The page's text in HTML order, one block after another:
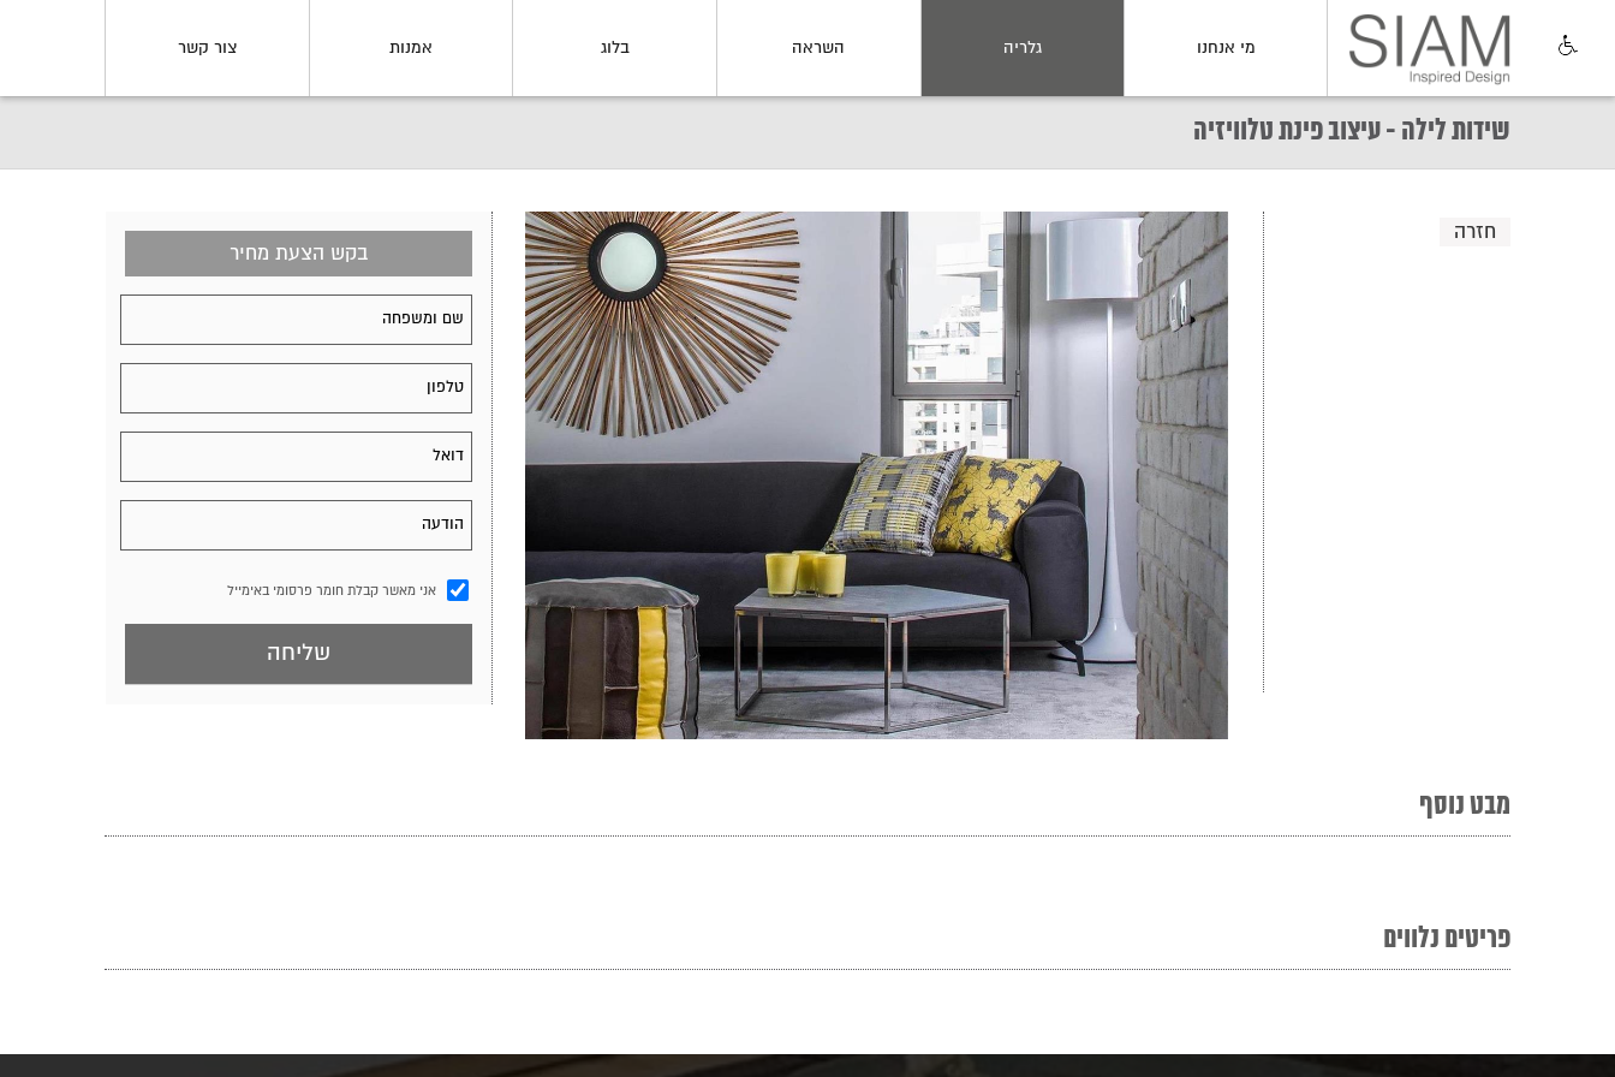
מי אנחנו גלריה השראה בלוג אמנות צור קשר
שידות לילה - עיצוב פינת טלוויזיה
חזרה
בקש הצעת מחיר
אני מאשר קבלת חומר פרסומי באימייל
מבט נוסף
פריטים נלווים